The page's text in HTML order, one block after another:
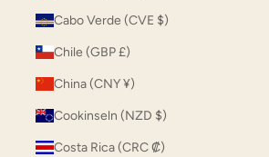
Cabo Verde (CVE $)
Chile (GBP £)
China (CNY ¥)
Cookinseln (NZD $)
Costa Rica (CRC ₡)